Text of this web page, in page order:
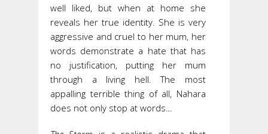
well liked, but when at home she
reveals her true identity. She is very
aggressive and cruel to her mum, her
words demonstrate a hate that has
no justification, putting her mum
through a living hell. The most
appalling terrible thing of all, Nahara
does not only stop at words…